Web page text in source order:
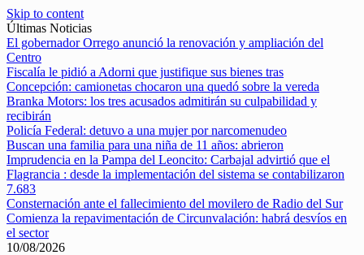
Skip to content
Últimas Noticias
El gobernador Orrego anunció la renovación y ampliación del
Centro
Fiscalía le pidió a Adorni que justifique sus bienes tras
Concepción: camionetas chocaron una quedó sobre la vereda
Branka Motors: los tres acusados admitirán su culpabilidad y
recibirán
Policía Federal: detuvo a una mujer por narcomenudeo
Buscan una familia para una niña de 11 años: abrieron
Imprudencia en la Pampa del Leoncito: Carbajal advirtió que el
Flagrancia : desde la implementación del sistema se contabilizaron
7.683
Consternación ante el fallecimiento del movilero de Radio del Sur
Comienza la repavimentación de Circunvalación: habrá desvíos en
el sector
10/08/2026